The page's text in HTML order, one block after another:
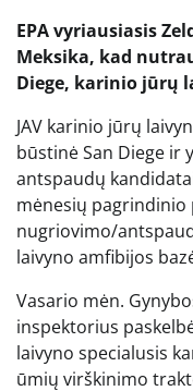
EPA vyriausiasis
Meksika, kad
Diege, karinio jūrų
JAV karinio jūrų
būstinė San Diege ir
antspaudų
mėnesių pagrindinio
nugriovimo/
laivyno amfibijos
Vasario mėn.
inspektorius
laivyno specialusis
ūmių virškinimo